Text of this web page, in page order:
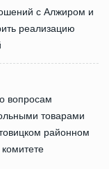
с Алжиром и
реализацию
вопросам
товарами
районном